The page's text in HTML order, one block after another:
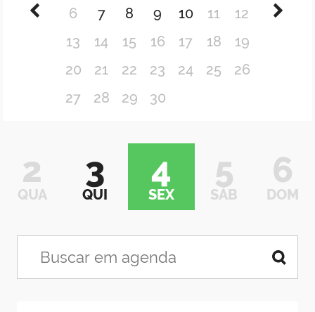
6
7 8 9 10 11
12
13
14 15 16 17 18
19
20
21 22 23 24 25
26
27
28 29 30
2
QUA
3
QUI
4
SEX
5
SÁB
6
DOM